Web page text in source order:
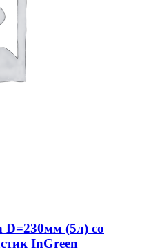
D=230мм (5л) со
InGreen